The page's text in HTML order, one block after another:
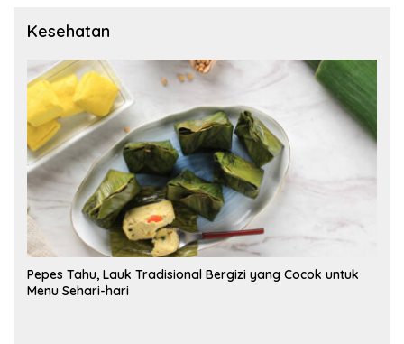
Kesehatan
Pepes Tahu, Lauk Tradisional Bergizi yang Cocok untuk
Menu Sehari-hari